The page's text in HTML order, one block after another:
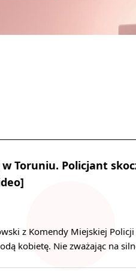
Toruniu. Policjant
z Komendy Miejskiej
kobietę. Nie zważając na